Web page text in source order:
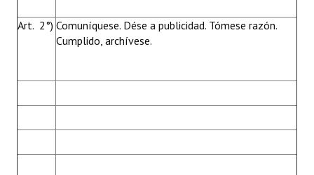
Art. 2°) Comuníquese. Dése a publicidad. Tómese razón.
Cumplido, archívese.